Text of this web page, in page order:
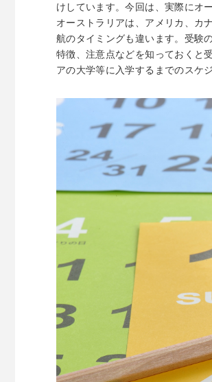
けしています。今回は、実際にオ
オーストラリアは、アメリカ、カ
航のタイミングも違います。受験
特徴、注意点などを知っておくと
アの大学等に入学するまでのスケ